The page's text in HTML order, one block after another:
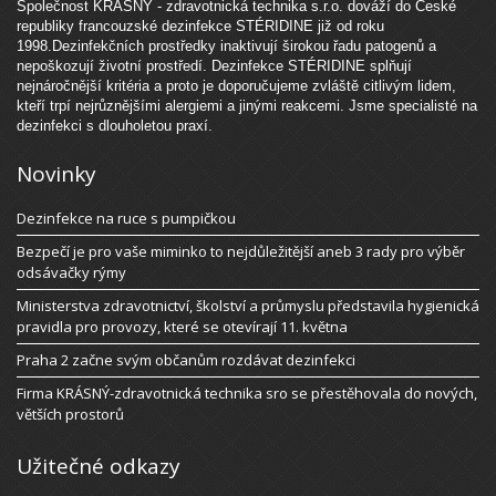
Společnost KRÁSNÝ - zdravotnická technika s.r.o. dováží do České
republiky francouzské dezinfekce STÉRIDINE již od roku
1998.Dezinfekčních prostředky inaktivují širokou řadu patogenů a
nepoškozují životní prostředí. Dezinfekce STÉRIDINE splňují
nejnáročnější kritéria a proto je doporučujeme zvláště citlivým lidem,
kteří trpí nejrůznějšími alergiemi a jinými reakcemi. Jsme specialisté na
dezinfekci s dlouholetou praxí.
Novinky
Dezinfekce na ruce s pumpičkou
Bezpečí je pro vaše miminko to nejdůležitější aneb 3 rady pro výběr
odsávačky rýmy
Ministerstva zdravotnictví, školství a průmyslu představila hygienická
pravidla pro provozy, které se otevírají 11. května
Praha 2 začne svým občanům rozdávat dezinfekci
Firma KRÁSNÝ-zdravotnická technika sro se přestěhovala do nových,
větších prostorů
Užitečné odkazy